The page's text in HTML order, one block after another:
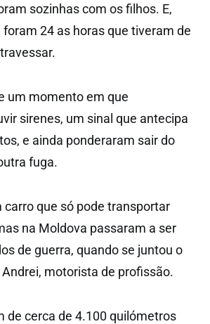
sozinhas com os filhos. E,
24 as horas que tiveram de
um momento em que
sirenes, um sinal que antecipa
e ainda ponderaram sair do
fuga.
carro que só pode transportar
na Moldova passaram a ser
de guerra, quando se juntou o
motorista de profissão.
de cerca de 4.100 quilómetros